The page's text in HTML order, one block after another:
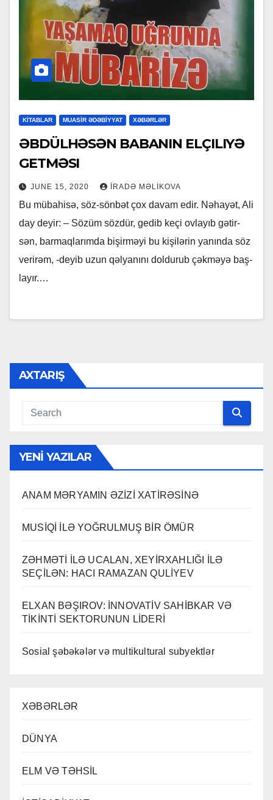
KİTABLAR MUASİR ƏDƏBİYYAT XƏBƏRLƏR
ƏBDÜLHƏSƏN BABANIN ELÇILIYƏ
JUNE 15, 2020 İRADƏ MƏLIKOVA
Bu mü­ba­hi­sə, söz-sön­bət çox da­vam edir. Nə­ha­yət, Ali
day de­yir: – Sö­züm söz­dür, ge­dib ke­çi ov­la­yıb gə­tir­
sən, bar­maq­la­rım­da bi­şir­mə­yi bu ki­şi­lə­rin ya­nın­da söz
ve­ri­rəm, -de­yib uzun qəl­ya­nı­nı dol­du­rub çək­mə­yə baş­
la­yır.…
AXTARIŞ
YENI YAZILAR
ANAM MƏRYAMIN ƏZİZİ XATİRƏSİNƏ
MUSİQİ İLƏ YOĞRULMUŞ BİR ÖMÜR
ZƏHMƏTİ İLƏ UCALAN, XEYİRXAHLIĞI İLƏ
SEÇİLƏN: HACI RAMAZAN QULİYEV
ELXAN BƏŞIROV: İNNOVATİV SAHİBKAR VƏ
TİKİNTİ SEKTORUNUN LİDERİ
Sosial şəbəkələr və multikultural subyektlər
XƏBƏRLƏR
DÜNYA
ELM VƏ TƏHSİL